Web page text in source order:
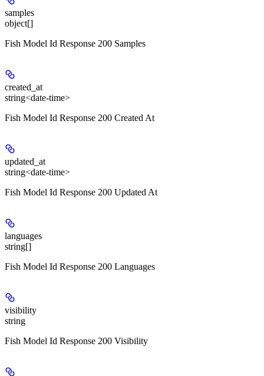
samples
object[]
Fish Model Id Response 200 Samples
created_at
string<date-time>
Fish Model Id Response 200 Created At
updated_at
string<date-time>
Fish Model Id Response 200 Updated At
languages
string[]
Fish Model Id Response 200 Languages
visibility
string
Fish Model Id Response 200 Visibility